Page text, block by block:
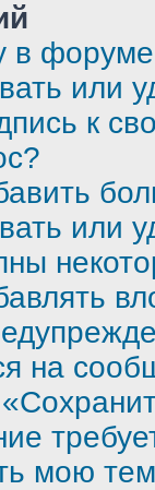
в
или
к
или
на
мою